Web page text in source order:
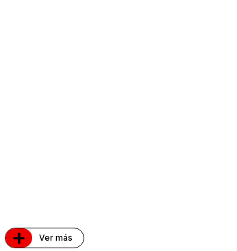
+ Ver más